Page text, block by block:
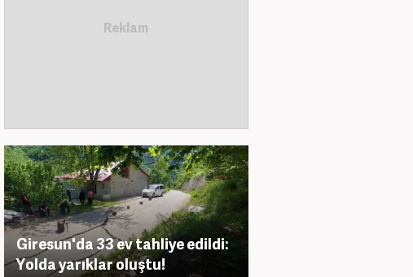
Giresun'da 33 ev tahliye edildi:
Yolda yarıklar oluştu!